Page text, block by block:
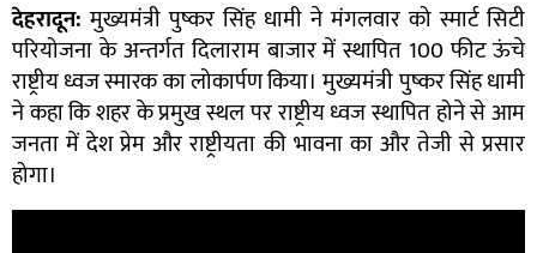
देहरादून: मुख्यमंत्री पुष्कर सिंह धामी ने मंगलवार को स्मार्ट सिटी
परियोजना के अन्तर्गत दिलाराम बाजार में स्थापित 100 फीट ऊंचे
राष्ट्रीय ध्वज स्मारक का लोकार्पण किया। मुख्यमंत्री पुष्कर सिंह धामी
ने कहा कि शहर के प्रमुख स्थल पर राष्ट्रीय ध्वज स्थापित होने से आम
जनता में देश प्रेम और राष्ट्रीयता की भावना का और तेजी से प्रसार
होगा।